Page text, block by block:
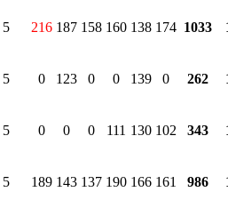
5 216 187 158 160 138 174 1033
5 0 123 0 0 139 0 262
5 0 0 0 111 130 102 343
5 189 143 137 190 166 161 986